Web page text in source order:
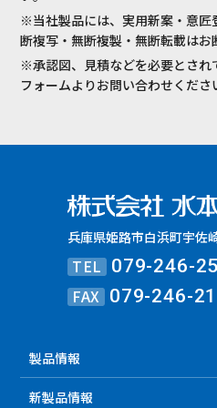
※当社製品には、実用新案・意匠
断複写・無断複製・無断転載はお
※承認図、見積などを必要とされ
フォームよりお問い合わせくださ
兵庫県姫路市白浜町宇佐
TEL 079-246-
FAX 079-246-
製品情報
新製品情報